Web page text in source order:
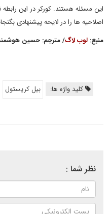
این مسئله هستند. کورکر در این رابطه
اصلاحیه ها را در لایحه پیشنهادی
منبع: لوب لاگ/ مترجم: حسین
کلید واژه ها: بيل كريستول
نظر شما :